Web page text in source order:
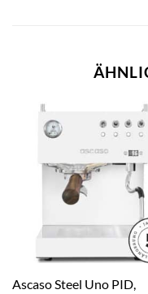
Ascaso Steel Uno PID,